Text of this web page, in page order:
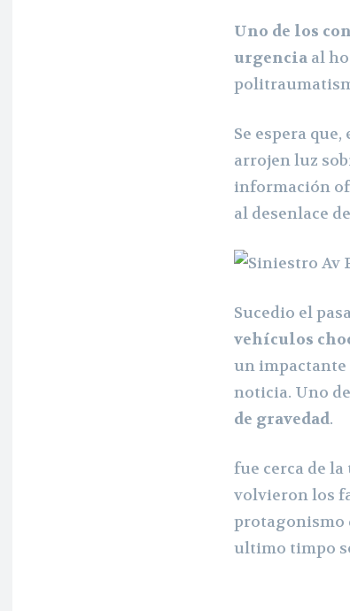
Uno de los
urgencia al
Se espera
arrojen luz
información
al desenlace
Sucedio el
vehículos
un impactante
noticia. Uno
de gravedad.
fue cerca de la
volvieron los
protagonismo
ultimo timpo